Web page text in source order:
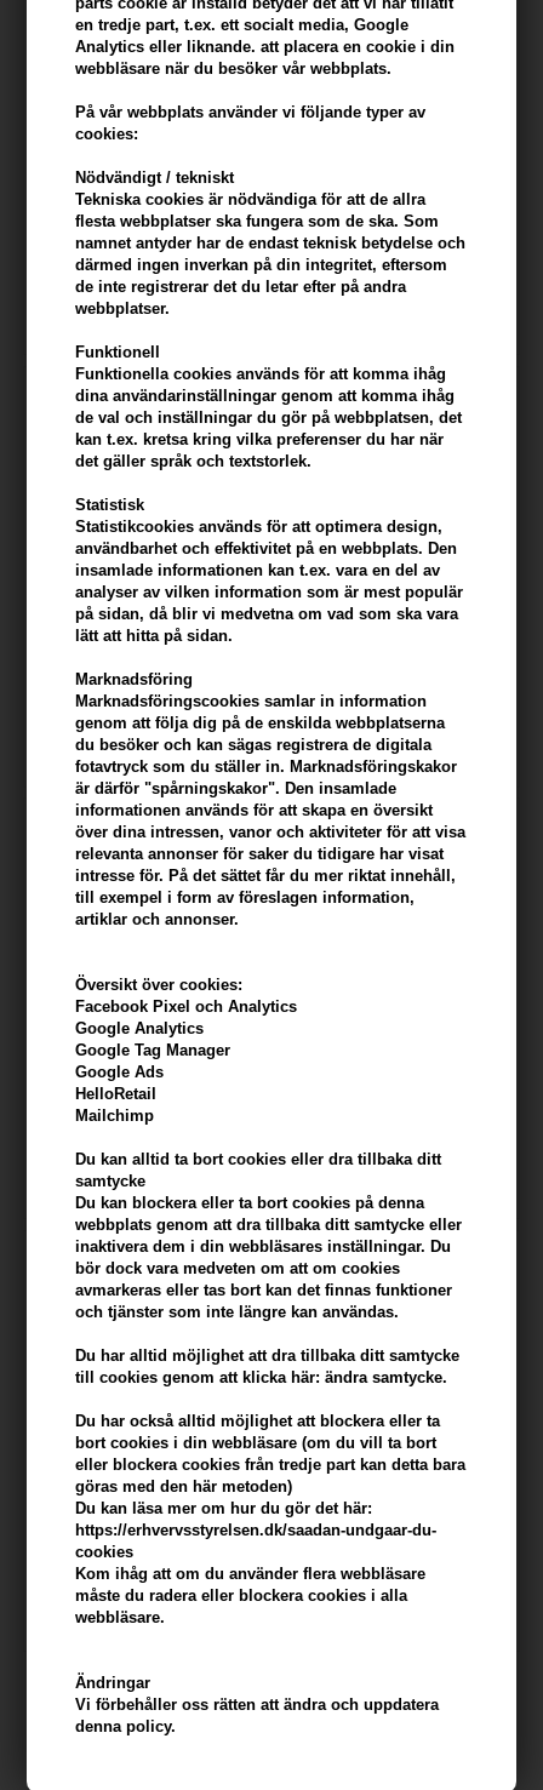
en tredje part, t.ex. ett socialt media, Google
Analytics eller liknande. att placera en cookie i din
webbläsare när du besöker vår webbplats.
På vår webbplats använder vi följande typer av
cookies:
Nödvändigt / tekniskt
Tekniska cookies är nödvändiga för att de allra
flesta webbplatser ska fungera som de ska. Som
namnet antyder har de endast teknisk betydelse och
därmed ingen inverkan på din integritet, eftersom
de inte registrerar det du letar efter på andra
webbplatser.
Funktionell
Funktionella cookies används för att komma ihåg
dina användarinställningar genom att komma ihåg
de val och inställningar du gör på webbplatsen, det
kan t.ex. kretsa kring vilka preferenser du har när
det gäller språk och textstorlek.
Statistisk
Statistikcookies används för att optimera design,
användbarhet och effektivitet på en webbplats. Den
insamlade informationen kan t.ex. vara en del av
analyser av vilken information som är mest populär
på sidan, då blir vi medvetna om vad som ska vara
lätt att hitta på sidan.
Marknadsföring
Marknadsföringscookies samlar in information
genom att följa dig på de enskilda webbplatserna
du besöker och kan sägas registrera de digitala
fotavtryck som du ställer in. Marknadsföringskakor
är därför "spårningskakor". Den insamlade
informationen används för att skapa en översikt
över dina intressen, vanor och aktiviteter för att visa
relevanta annonser för saker du tidigare har visat
intresse för. På det sättet får du mer riktat innehåll,
till exempel i form av föreslagen information,
artiklar och annonser.
Översikt över cookies:
Facebook Pixel och Analytics
Google Analytics
Google Tag Manager
Google Ads
HelloRetail
Mailchimp
Du kan alltid ta bort cookies eller dra tillbaka ditt
samtycke
Du kan blockera eller ta bort cookies på denna
webbplats genom att dra tillbaka ditt samtycke eller
inaktivera dem i din webbläsares inställningar. Du
bör dock vara medveten om att om cookies
avmarkeras eller tas bort kan det finnas funktioner
och tjänster som inte längre kan användas.
Du har alltid möjlighet att dra tillbaka ditt samtycke
till cookies genom att klicka här: ändra samtycke.
Du har också alltid möjlighet att blockera eller ta
bort cookies i din webbläsare (om du vill ta bort
eller blockera cookies från tredje part kan detta bara
göras med den här metoden)
Du kan läsa mer om hur du gör det här:
https://erhvervsstyrelsen.dk/saadan-undgaar-du-
cookies
Kom ihåg att om du använder flera webbläsare
måste du radera eller blockera cookies i alla
webbläsare.
Ändringar
Vi förbehåller oss rätten att ändra och uppdatera
denna policy.
COOLA Liplux Lip Balm SPF 30
- Original
172,00 SEK
COOLA Makeup Setting Spray
SPF30 With Green Tea & Aloe
44ml
388,00 SEK
Coola Radical Recovery
Moisturizing Lotion 148 ml
315,00 SEK
359,00 SEK
Coola Classic Face Lotion
SPF50 White Tea 50ml
Coola Mineral Face SPF30
Matte Tint Moisturizer 50ml
Ej i lager
Coola Classic Body Spray Pina
Colada SPF30 - 177ml
Ej i lager